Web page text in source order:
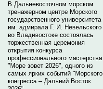
В Дальневосточном морском
тренажерном центре Морского
государственного университета
им. адмирала Г. И. Невельского
во Владивостоке состоялась
торжественная церемония
открытия конкурса
профессионального мастерства
"Море зовет 2026", одного из
самых ярких событий "Морского
конгресса – Дальний Восток